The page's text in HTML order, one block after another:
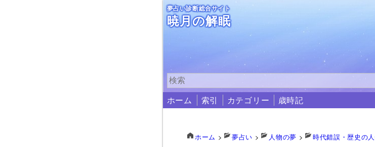
夢占い診断総合サイト
暁月の解眠
ホーム 索引 カテゴリー 歳時記
ホーム > 夢占い > 人物の夢 > 時代錯誤・歴史の